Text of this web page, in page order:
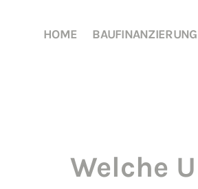
HOME BAUFINANZIERUNG
Welche